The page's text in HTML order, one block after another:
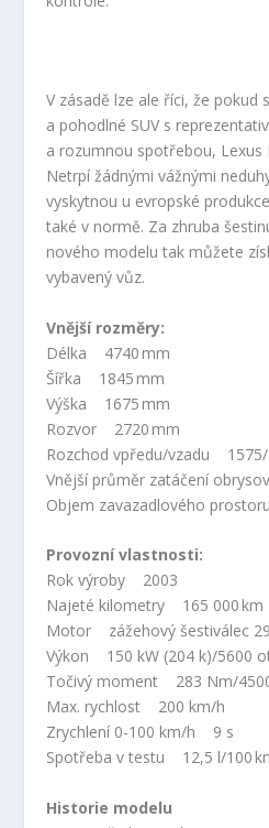
V zásadě lze ale říci, že pokud
a pohodlné SUV s
a rozumnou spotřebou, Lexus
Netrpí žádnými vážnými
vyskytnou u evropské
také v normě. Za zhruba
nového modelu tak můžete
vybavený vůz.
Vnější rozměry:
Délka 4740 mm
Šířka 1845 mm
Výška 1675 mm
Rozvor 2720 mm
Rozchod vpředu/vzadu 1575/
Vnější průměr zatáčení
Objem zavazadlového
Provozní vlastnosti:
Rok výroby 2003
Najeté kilometry 165 000 km
Motor zážehový šestiválec
Výkon 150 kW (204 k)/5600
Točivý moment 283 Nm/
Max. rychlost 200 km/h
Zrychlení 0-100 km/h 9 s
Spotřeba v testu 12,5 l/100
Historie modelu